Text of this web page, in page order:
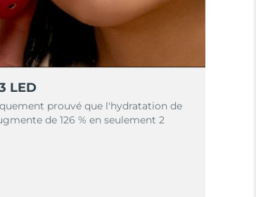
LED
prouvé que l'hydratation de
de 126 % en seulement 2